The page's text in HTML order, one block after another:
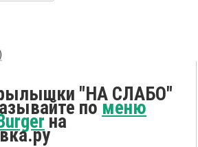
"НА СЛАБО"
поменю
на